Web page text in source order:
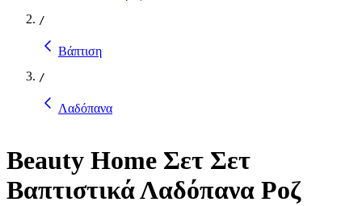
/
Βάπτιση
/
Λαδόπανα
Beauty Home Σετ Σετ
Βαπτιστικά Λαδόπανα Ροζ